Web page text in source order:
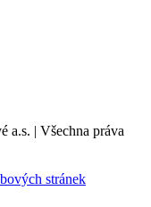
a.s. | Všechna práva
stránek